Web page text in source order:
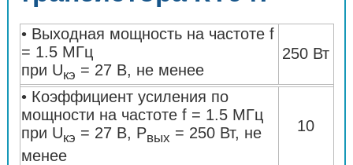
• Выходная мощность на частоте f
= 1.5 МГц
при Uкэ = 27 В, не менее
250 Вт
• Коэффициент усиления по
мощности на частоте f = 1.5 МГц
при Uкэ = 27 В, Pвых = 250 Вт, не
менее
10